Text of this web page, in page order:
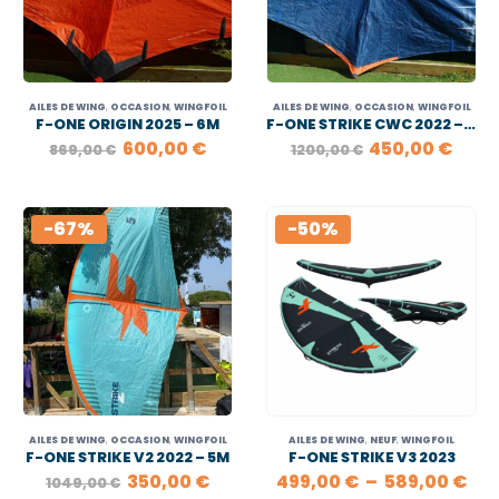
AILES DE WING, OCCASION, WINGFOIL
F-ONE ORIGIN 2025 – 6M
869,00€ LE
PRIX
869,00 €.
600,00 €LE
600,00 €.
AILES DE WING, OCCASION, WINGFOIL
F-ONE STRIKE CWC 2022 – 7M
1200,00€ LE
PRIX
450,00 €LE
-67%
AILES DE WING, OCCASION, WINGFOIL
F-ONE STRIKE V2 2022 – 5M
1049,00€ LE
350,00 €LE
-50%
AILES DE WING, NEUF, WINGFOIL
F-ONE STRIKE V3 2023
499,00 € – 589,00 €